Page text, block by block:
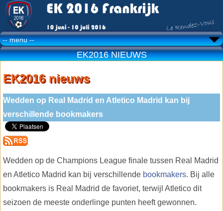
EK2016 NIEUWS
EK2016 nieuws
Wedden op Real Madrid en Atletico Madrid kan bij
verschillende bookmakers
Wedden op de Champions League finale tussen Real Madrid
en Atletico Madrid kan bij verschillende bookmakers. Bij alle
bookmakers is Real Madrid de favoriet, terwijl Atletico dit
seizoen de meeste onderlinge punten heeft gewonnen.